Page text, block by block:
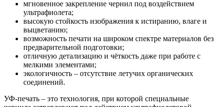
мгновенное закрепление чернил под воздействием
ультрафиолета;
высокую стойкость изображения к истиранию, влаге и
выцветанию;
возможность печати на широком спектре материалов без
предварительной подготовки;
отличную детализацию и чёткость даже при работе с
мелкими элементами;
экологичность – отсутствие летучих органических
соединений.
УФ-печать – это технология, при которой специальные